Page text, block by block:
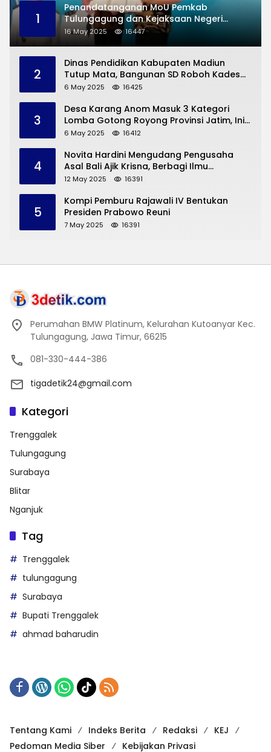
1
Penandatanganan MoU Pemkab
Tulungagung dan Kejaksaan Negeri
Permasalahan Hukum
16 May 2025 16447
2
Dinas Pendidikan Kabupaten Madiun
Tutup Mata, Bangunan SD Roboh Kades
Dermorejo Bangun Pakai Dana Pribadi
6 May 2025 16425
3
Desa Karang Anom Masuk 3 Kategori
Lomba Gotong Royong Provinsi Jatim, Ini
yang Disampaikan Sekda Trenggalek
6 May 2025 16412
4
Novita Hardini Mengudang Pengusaha
Asal Bali Ajik Krisna, Berbagi Ilmu
Pengembangan Pariwisata dan UMKM
12 May 2025 16391
5
Kompi Pemburu Rajawali IV Bentukan
Presiden Prabowo Reuni
7 May 2025 16391
Perumahan BMW Platinum, Kelurahan Kutoanyar Kec.
Tulungagung, Jawa Timur, 66215
081-330-444-386
tigadetik24@gmail.com
Kategori
Trenggalek
Tulungagung
Surabaya
Blitar
Nganjuk
Tag
Trenggalek
tulungagung
Surabaya
Bupati Trenggalek
ahmad baharudin
Tentang Kami Indeks Berita Redaksi
KEJ
Pedoman Media Siber
Kebijakan Privasi